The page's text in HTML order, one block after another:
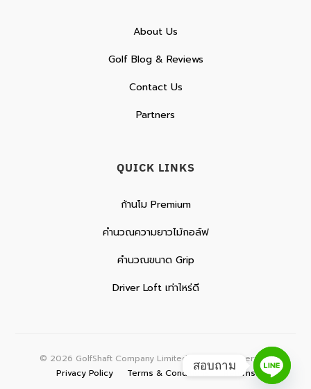
About Us
Golf Blog & Reviews
Contact Us
Partners
QUICK LINKS
ก้านโม Premium
คำนวณความยาวไม้กอล์ฟ
คำนวณขนาด Grip
Driver Loft เท่าไหร่ดี
© 2026 GolfShaft Company Limited. All rights reserved.
Privacy Policy
Terms & Conditions Returns
สอบถาม